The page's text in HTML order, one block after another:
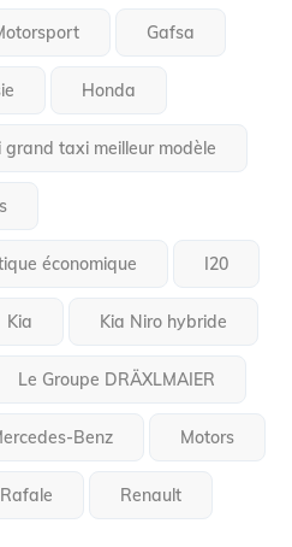
Gafsa
Honda
grand taxi meilleur modèle
économique I20
Kia Kia Niro hybride
Le Groupe DRÄXLMAIER
Benz Motors
Rafale Renault